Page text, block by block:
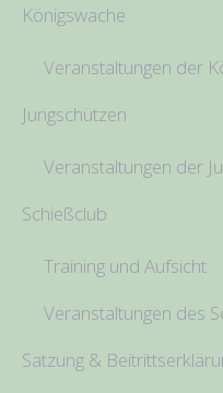
Königswache
Veranstaltungen der
Jungschützen
Veranstaltungen der
Schießclub
Training und Aufsicht
Veranstaltungen des
Satzung &